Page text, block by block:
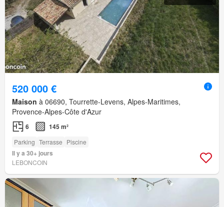
520 000 €
Maison à 06690, Tourrette-Levens, Alpes-Maritimes,
Provence-Alpes-Côte d'Azur
6 145 m²
Parking Terrasse Piscine
Il y a 30+ jours
LEBONCOIN